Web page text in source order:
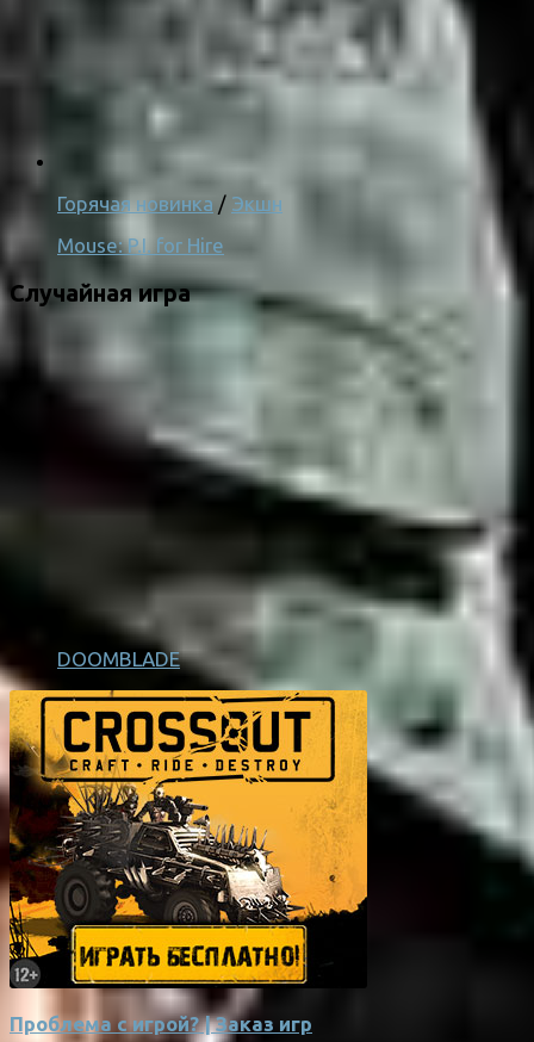
Горячая новинка / Экшн
Mouse: P.I. for Hire
Случайная игра
DOOMBLADE
Проблема с игрой? | Заказ игр